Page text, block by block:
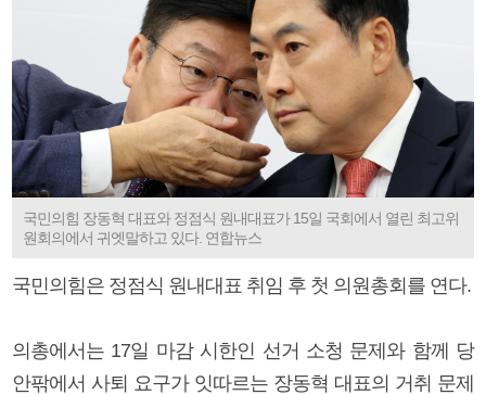
국민의힘 장동혁 대표와 정점식 원내대표가 15일 국회에서 열린 최고위
원회의에서 귀엣말하고 있다. 연합뉴스
국민의힘은 정점식 원내대표 취임 후 첫 의원총회를 연다.
의총에서는 17일 마감 시한인 선거 소청 문제와 함께 당
안팎에서 사퇴 요구가 잇따르는 장동혁 대표의 거취 문제